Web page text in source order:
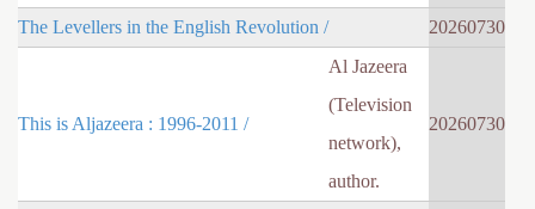
The Levellers in the English Revolution / 20260730
This is Aljazeera : 1996-2011 /
Al Jazeera
(Television
network),
author.
20260730